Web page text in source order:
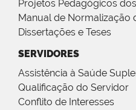
Projetos Pedagógicos
Manual de Normalização
Dissertações e Teses
SERVIDORES
Assistência à Saúde
Qualificação do Servidor
Conflito de Interesses